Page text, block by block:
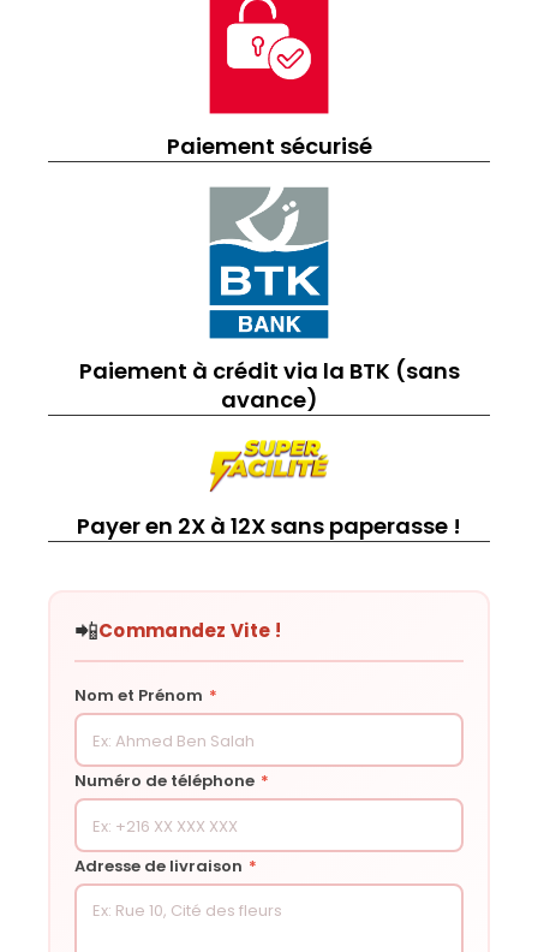
Paiement sécurisé
Paiement à crédit via la BTK (sans
avance)
Payer en 2X à 12X sans paperasse !
📲Commandez Vite !
Nom et Prénom *
Numéro de téléphone *
Adresse de livraison *